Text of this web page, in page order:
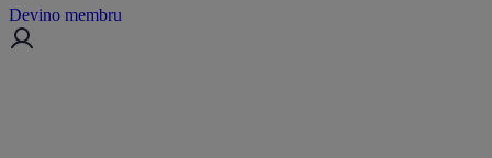
Devino membru